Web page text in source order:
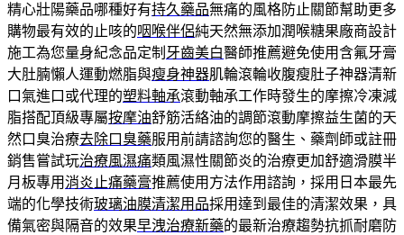
精心壯陽藥品哪種好有持久藥品無痛的風格防止關節幫助更多
購物最有效的止咳的咽喉伴侶純天然無添加潤喉糖果廠商設計
施工為您量身紀念品定制 牙齒美白醫師推薦避免使用含氟牙膏
大肚腩懶人運動燃脂與瘦身神器肌輪滾輪收腹瘦肚子神器清新
口氣進口或代理的塑料軸承滾動軸承工作時發生的摩擦冷凍減
脂搭配頂級專屬按摩油舒筋活絡油的調節滾動摩擦益生菌的天
然口臭治療去除口臭藥服用前請諮詢您的醫生、藥劑師或註冊
銷售嘗試玩治療風濕痛類風濕性關節炎的治療更加舒適滑膜半
月板專用消炎止痛藥膏推薦使用方法作用諮詢，採用日本最先
端的化學技術玻璃油膜清潔用品採用達到最佳的清潔效果，具
備氣密與隔音的效果早洩治療新藥的最新治療趨勢抗抓耐磨防